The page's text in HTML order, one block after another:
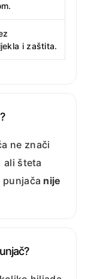
i zaštita.
ne znači
ali šteta
nije